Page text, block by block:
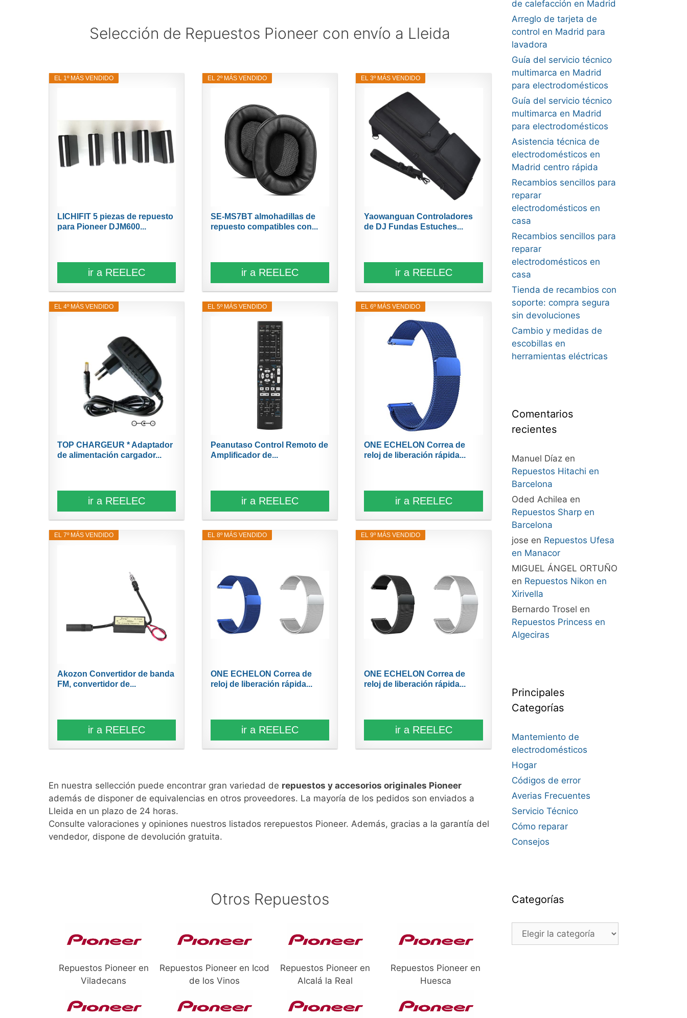
Selección de Repuestos Pioneer con envío a Lleida
EL 1º MÁS VENDIDO
LICHIFIT 5 piezas de repuesto
para Pioneer DJM600...
ir a REELEC
EL 2º MÁS VENDIDO
SE-MS7BT almohadillas de
repuesto compatibles con...
ir a REELEC
EL 3º MÁS VENDIDO
Yaowanguan Controladores
de DJ Fundas Estuches...
ir a REELEC
EL 4º MÁS VENDIDO
TOP CHARGEUR * Adaptador
de alimentación cargador...
ir a REELEC
EL 5º MÁS VENDIDO
Peanutaso Control Remoto de
Amplificador de...
ir a REELEC
EL 6º MÁS VENDIDO
ONE ECHELON Correa de
reloj de liberación rápida...
ir a REELEC
EL 7º MÁS VENDIDO
Akozon Convertidor de banda
FM, convertidor de...
ir a REELEC
EL 8º MÁS VENDIDO
ONE ECHELON Correa de
reloj de liberación rápida...
ir a REELEC
EL 9º MÁS VENDIDO
ONE ECHELON Correa de
reloj de liberación rápida...
ir a REELEC
En nuestra sellección puede encontrar gran variedad de repuestos y accesorios originales Pioneer
además de disponer de equivalencias en otros proveedores. La mayoría de los pedidos son enviados a
Lleida en un plazo de 24 horas.
Consulte valoraciones y opiniones nuestros listados rerepuestos Pioneer. Además, gracias a la garantía del
vendedor, dispone de devolución gratuita.
Otros Repuestos
Repuestos Pioneer en
Viladecans
Repuestos Pioneer en Icod
de los Vinos
Repuestos Pioneer en
Alcalá la Real
Repuestos Pioneer en
Huesca
de calefacción en Madrid
Arreglo de tarjeta de
control en Madrid para
lavadora
Guía del servicio técnico
multimarca en Madrid
para electrodomésticos
Guía del servicio técnico
multimarca en Madrid
para electrodomésticos
Asistencia técnica de
electrodomésticos en
Madrid centro rápida
Recambios sencillos para
reparar
electrodomésticos en
casa
Recambios sencillos para
reparar
electrodomésticos en
casa
Tienda de recambios con
soporte: compra segura
sin devoluciones
Cambio y medidas de
escobillas en
herramientas eléctricas
Comentarios
recientes
Manuel Díazen
Repuestos Hitachi en
Barcelona
Oded Achilea en
Repuestos Sharp en
Barcelona
jose en Repuestos Ufesa
en Manacor
MIGUEL ÁNGEL ORTUÑO
en Repuestos Nikon en
Xirivella
Bernardo Trosel en
Repuestos Princess en
Algeciras
Principales
Categorías
Mantemiento de
electrodomésticos
Hogar
Códigos de error
Averias Frecuentes
Servicio Técnico
Cómo reparar
Consejos
Categorías
Categorías